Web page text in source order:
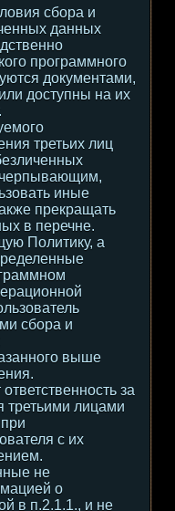
сбора и
данных
программного
документами,
доступны на их
третьих лиц
иные
прекращать
в перечне.
Политику, а
сбора и
выше
за
третьими лицами
с их
не
о
в п.2.1.1., и не